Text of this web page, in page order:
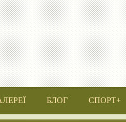
БЛОГ СПОРТ+